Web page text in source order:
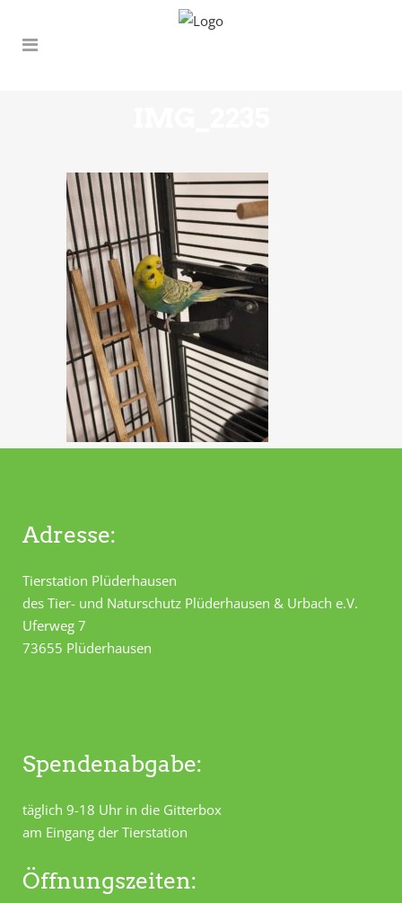
Adresse:
Tierstation Plüderhausen
des Tier- und Naturschutz Plüderhausen & Urbach e.V.
Uferweg 7
73655 Plüderhausen
Spendenabgabe:
täglich 9-18 Uhr in die Gitterbox
am Eingang der Tierstation
Öffnungszeiten: